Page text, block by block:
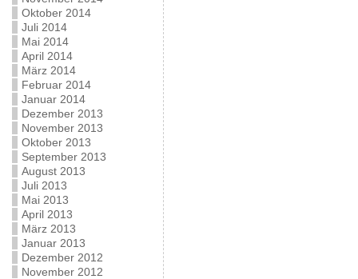
Oktober 2014
Juli 2014
Mai 2014
April 2014
März 2014
Februar 2014
Januar 2014
Dezember 2013
November 2013
Oktober 2013
September 2013
August 2013
Juli 2013
Mai 2013
April 2013
März 2013
Januar 2013
Dezember 2012
November 2012